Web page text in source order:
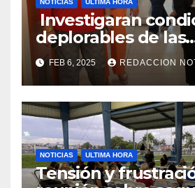
NOTICIAS ULTIMA HORA
Investigaran
deplorables de las
facilidades el
de la Salud en
FEB 6, 2025 REDACCION
NOTICIAS ULTIMA HORA
Tensión y